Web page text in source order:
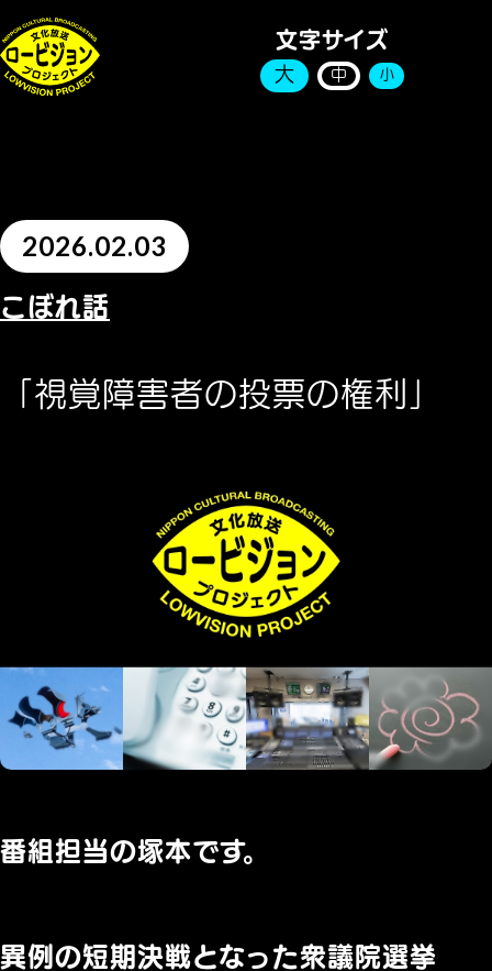
文字サイズ
大 中 小
2026.02.03
こぼれ話
「視覚障害者の投票の権利」
番組担当の塚本です。
異例の短期決戦となった衆議院選挙